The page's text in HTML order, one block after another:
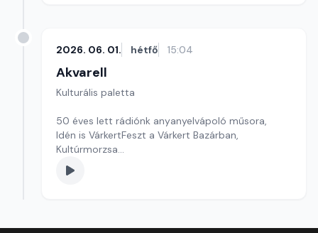
2026. 06. 01. hétfő 15:04
Akvarell
Kulturális paletta
50 éves lett rádiónk anyanyelvápoló műsora,
Idén is VárkertFeszt a Várkert Bazárban,
Kultúrmorzsa
szerkesztő: Szentimrei Kristóf